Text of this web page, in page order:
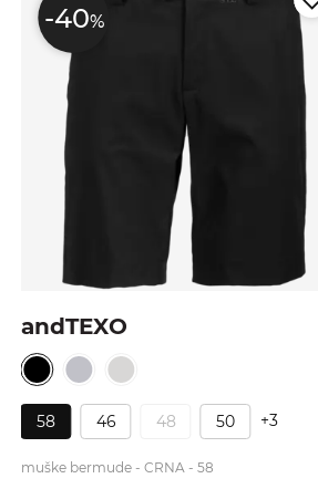
-40%
andTEXO
58 46 48 50 +3
muške bermude - CRNA - 58